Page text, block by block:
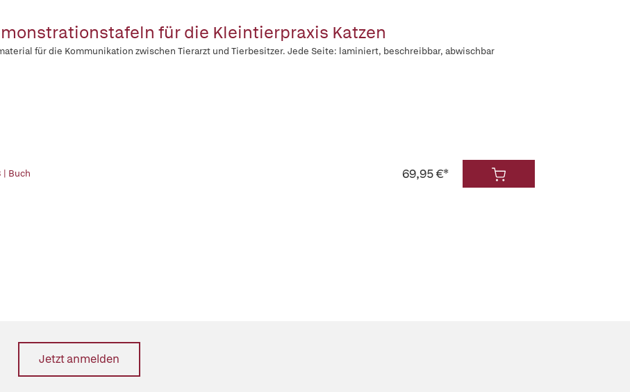
für die Kleintierpraxis Katzen
für die Kommunikation zwischen Tierarzt und Tierbesitzer. Jede Seite: laminiert, beschreibbar, abwischbar
| Buch 69,95 €*
Jetzt anmelden